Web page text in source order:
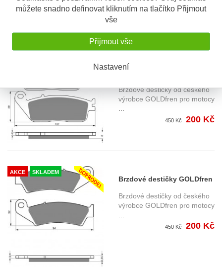
můžete snadno definovat kliknutím na tlačítko Přijmout
vše
Přijmout vše
Nastavení
Brzdové destičky od českého
výrobce GOLDfren pro motocy
450 Kč 200 Kč
AKCE SKLADEM
Brzdové destičky GOLDfren
041AD
Brzdové destičky od českého
výrobce GOLDfren pro motocy
450 Kč 200 Kč